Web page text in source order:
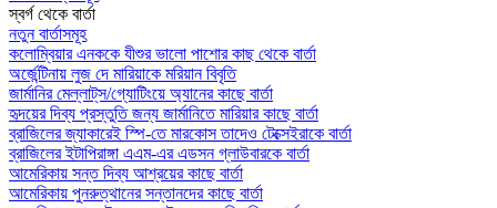
স্বর্গ থেকে বার্তা
নতুন বার্তাসমূহ
কলোম্বিয়ার এনককে যীশুর ভালো পাশোর কাছ থেকে বার্তা
অর্জেন্টিনায় লুজ দে মারিয়াকে মরিয়ান বিবৃতি
জার্মানির মেল্লাট্‌স/গ্যোটিংয়ে অ্যানের কাছে বার্তা
হৃদয়ের দিব্য প্রস্তুতি জন্য জার্মানিতে মারিয়ার কাছে বার্তা
ব্রাজিলের জ্যাকারেই স্পি-তে মারকোস তাদেও টেক্সেইরাকে বার্তা
ব্রাজিলের ইটাপিরাঙ্গা এএম-এর এডসন গ্লাউবারকে বার্তা
আমেরিকায় সন্ত দিব্য আশ্রয়ের কাছে বার্তা
আমেরিকায় পুনরুত্থানের সন্তানদের কাছে বার্তা